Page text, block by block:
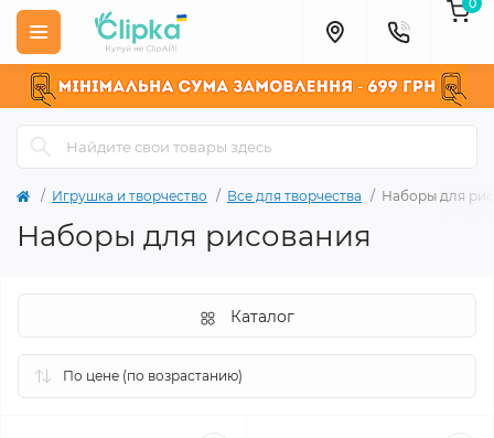
Игрушка и творчество Все для творчества Наборы для
Наборы для рисования
Каталог